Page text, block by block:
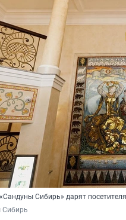
Сибирь» дарят
Сибирь